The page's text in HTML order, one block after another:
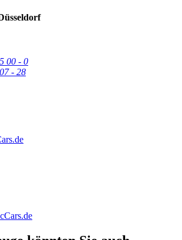
00 - 0
- 28